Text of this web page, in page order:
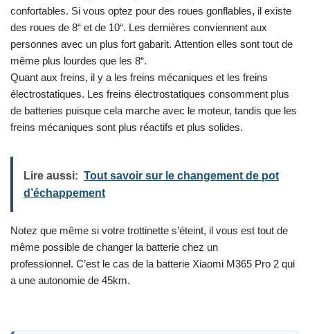
confortables. Si vous optez pour des roues gonflables, il existe
des roues de 8“ et de 10“. Les dernières conviennent aux
personnes avec un plus fort gabarit. Attention elles sont tout de
même plus lourdes que les 8“.
Quant aux freins, il y a les freins mécaniques et les freins
électrostatiques. Les freins électrostatiques consomment plus
de batteries puisque cela marche avec le moteur, tandis que les
freins mécaniques sont plus réactifs et plus solides.
Lire aussi: Tout savoir sur le changement de pot
d’échappement
Notez que même si votre trottinette s’éteint, il vous est tout de
même possible de changer la batterie chez un
professionnel. C’est le cas de la batterie Xiaomi M365 Pro 2 qui
a une autonomie de 45km.